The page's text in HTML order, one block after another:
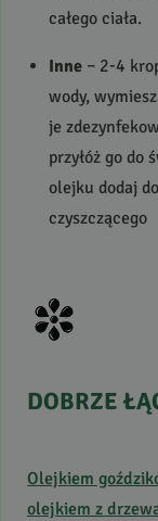
całego ciała.
Inne – 2-4
wody,
je
przyłóż go do
olejku dodaj
czyszczącego
DOBRZE
Olejkiem
olejkiem z